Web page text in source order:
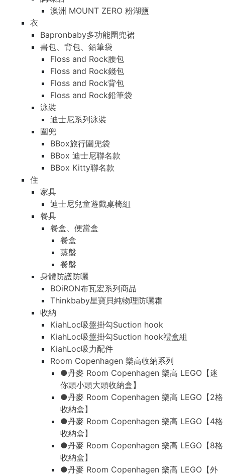
澳洲 MOUNT ZERO 粉湖鹽
衣
Bapronbaby多功能圍兜裙
書包、背包、鉛筆袋
Floss and Rock腰包
Floss and Rock錢包
Floss and Rock背包
Floss and Rock鉛筆袋
泳裝
迪士尼系列泳裝
圍兜
BBox旅行圍兜袋
BBox 迪士尼聯名款
BBox Kitty聯名款
住
家具
迪士尼兒童遊戲桌椅組
餐具
餐盒、便當盒
餐盒
蒸盤
餐盤
身體防護防曬
BOiRON布瓦宏系列商品
Thinkbaby星寶貝純物理防曬霜
收納
KiahLoc吸盤掛勾Suction hook
KiahLoc吸盤掛勾Suction hook禮盒組
KiahLoc吸力配件
Room Copenhagen 樂高收納系列
●丹麥 Room Copenhagen 樂高 LEGO【迷
你頭小頭大頭收納盒】
●丹麥 Room Copenhagen 樂高 LEGO【2格
收納盒】
●丹麥 Room Copenhagen 樂高 LEGO【4格
收納盒】
●丹麥 Room Copenhagen 樂高 LEGO【8格
收納盒】
●丹麥 Room Copenhagen 樂高 LEGO【外